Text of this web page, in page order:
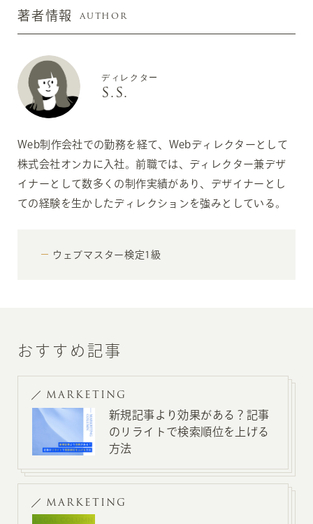
著者情報 AUTHOR
ディレクター
S.S.
Web制作会社での勤務を経て、Webディレクターとして
株式会社オンカに入社。前職では、ディレクター兼デザ
イナーとして数多くの制作実績があり、デザイナーとし
ての経験を生かしたディレクションを強みとしている。
ウェブマスター検定1級
おすすめ記事
MARKETING
新規記事より効果がある？記事
のリライトで検索順位を上げる
方法
MARKETING